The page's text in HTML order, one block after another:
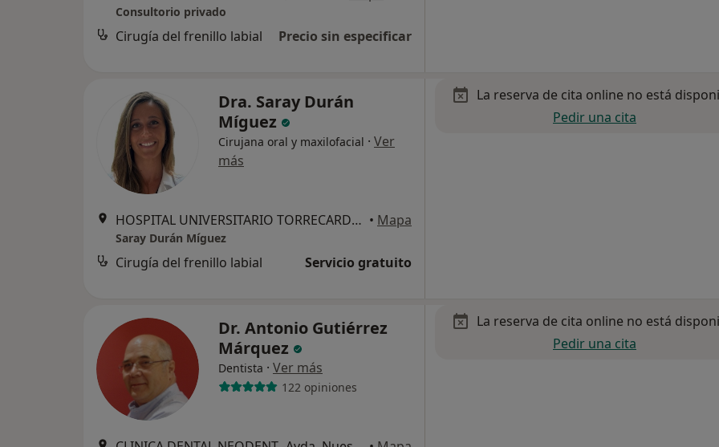
Consultorio privado
Cirugía del frenillo labial Precio sin especificar
Dra. Saray Durán
Míguez
Cirujana oral y maxilofacial · Ver
más
HOSPITAL UNIVERSITARIO TORRECARDENAS , Almería • Mapa
Saray Durán Míguez
Cirugía del frenillo labial Servicio gratuito
La reserva de cita online no está
Pedir una cita
Dr. Antonio Gutiérrez
Márquez
Dentista · Ver más
122 opiniones
La reserva de cita online no está
Pedir una cita